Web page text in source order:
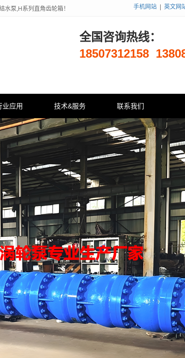
泵,H系列直角齿轮箱！ 手机网站 英文网
全国咨询热线：
18507312158
业应用 技术&服务 联系我们